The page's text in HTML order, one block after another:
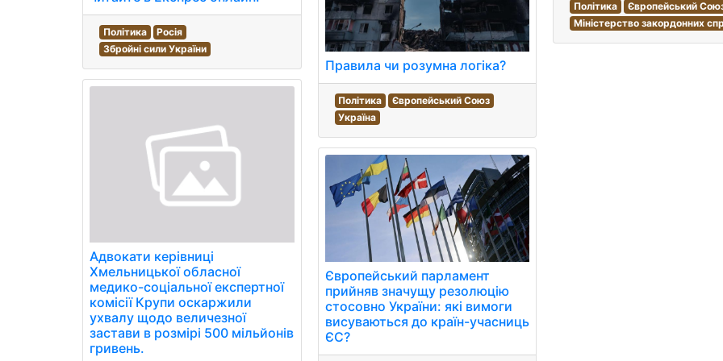
Політика
Росія
Збройні сили України
Адвокати керівниці
Хмельницької обласної
медико-соціальної експертної
комісії Крупи оскаржили
ухвалу щодо величезної
застави в розмірі 500 мільйонів
гривень.
Правила чи розумна логіка?
Політика
Європейський Союз
Україна
Європейський парламент
прийняв значущу резолюцію
стосовно України: які вимоги
висуваються до країн-учасниць
ЄС?
Політика
Європейський
Міністерство закордонних